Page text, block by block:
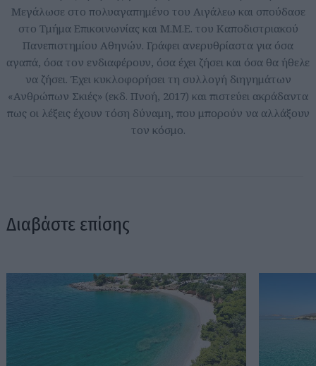
Μεγάλωσε στο πολυαγαπημένο του Αιγάλεω και σπούδασε
στο Τμήμα Επικοινωνίας και Μ.Μ.Ε. του Καποδιστριακού
Πανεπιστημίου Αθηνών. Γράφει ανερυθρίαστα για όσα
αγαπά, όσα τον ενδιαφέρουν, όσα έχει ζήσει και όσα θα ήθελε
να ζήσει. Έχει κυκλοφορήσει τη συλλογή διηγημάτων
«Ανθρώπων Σκιές» (εκδ. Πνοή, 2017) και πιστεύει ακράδαντα
πως οι λέξεις έχουν τόση δύναμη, που μπορούν να αλλάξουν
τον κόσμο.
Διαβάστε επίσης